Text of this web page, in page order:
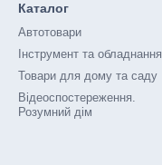
Каталог
Автотовари
Інструмент та обладнання
Товари для дому та саду
Відеоспостереження.
Розумний дім